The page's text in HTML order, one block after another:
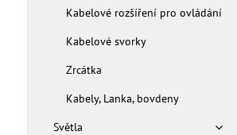
Kabelové rozšíření pro ovládání
Kabelové svorky
Zrcátka
Kabely, Lanka, bovdeny
Světla